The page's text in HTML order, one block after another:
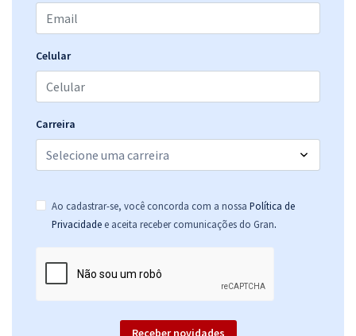
Celular
Carreira
Ao cadastrar-se, você concorda com a nossa Política de
Privacidade e aceita receber comunicações do Gran.
Receber novidades